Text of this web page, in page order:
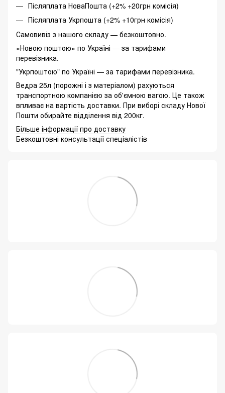
Післяплата НоваПошта (+2% +20грн комісія)
Післяплата Укрпошта (+2% +10грн комісія)
Самовивіз з нашого складу — безкоштовно.
«Новою поштою» по Україні — за тарифами
перевізника.
"Укрпоштою" по Україні — за тарифами перевізника.
Ведра 25л (порожні і з матеріалом) рахуються
транспортною компанією за об'ємною вагою. Це також
впливає на вартість доставки. При виборі складу Нової
Пошти обирайте відділення від 200кг.
Більше інформації про доставку
Безкоштовні консультації спеціалістів